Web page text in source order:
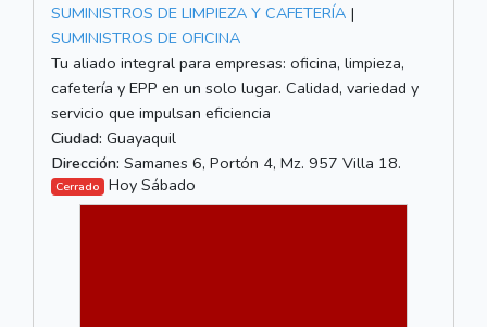
SUMINISTROS DE LIMPIEZA Y CAFETERÍA |
SUMINISTROS DE OFICINA
Tu aliado integral para empresas: oficina, limpieza,
cafetería y EPP en un solo lugar. Calidad, variedad y
servicio que impulsan eficiencia
Ciudad: Guayaquil
Dirección: Samanes 6, Portón 4, Mz. 957 Villa 18.
Cerrado Hoy Sábado